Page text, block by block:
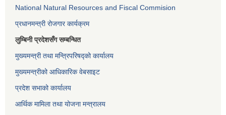
National Natural Resources and Fiscal Commision
प्रधानमन्त्री रोजगार कार्यक्रम
लुम्बिनी प्रदेशसँग सम्बन्धित
मुख्यमन्त्री तथा मन्त्रिपरिषद्को कार्यालय
मुख्यमन्त्रीको आधिकारिक वेबसाइट
प्रदेश सभाको कार्यालय
आर्थिक मामिला तथा योजना मन्त्रालय